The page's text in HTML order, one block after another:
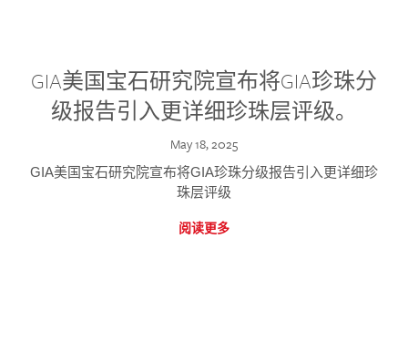
GIA美国宝石研究院宣布将GIA珍珠分
级报告引入更详细珍珠层评级。
May 18, 2025
GIA美国宝石研究院宣布将GIA珍珠分级报告引入更详细珍
珠层评级
阅读更多